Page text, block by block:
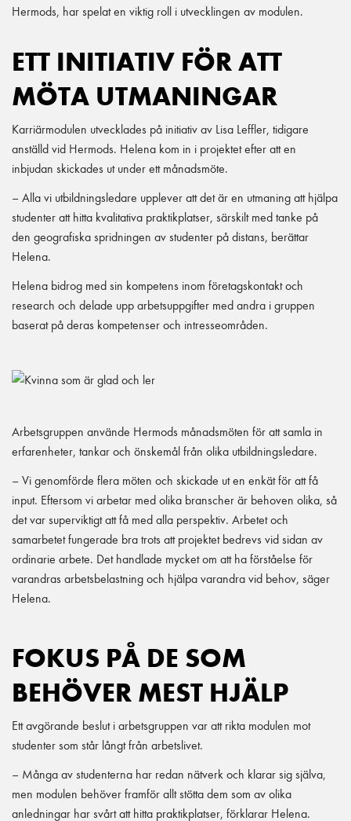
Hermods, har spelat en viktig roll i utvecklingen av modulen.
ETT INITIATIV FÖR ATT
MÖTA UTMANINGAR
Karriärmodulen utvecklades på initiativ av Lisa Leffler, tidigare
anställd vid Hermods. Helena kom in i projektet efter att en
inbjudan skickades ut under ett månadsmöte.
– Alla vi utbildningsledare upplever att det är en utmaning att hjälpa
studenter att hitta kvalitativa praktikplatser, särskilt med tanke på
den geografiska spridningen av studenter på distans, berättar
Helena.
Helena bidrog med sin kompetens inom företagskontakt och
research och delade upp arbetsuppgifter med andra i gruppen
baserat på deras kompetenser och intresseområden.
Arbetsgruppen använde Hermods månadsmöten för att samla in
erfarenheter, tankar och önskemål från olika utbildningsledare.
– Vi genomförde flera möten och skickade ut en enkät för att få
input. Eftersom vi arbetar med olika branscher är behoven olika, så
det var superviktigt att få med alla perspektiv. Arbetet och
samarbetet fungerade bra trots att projektet bedrevs vid sidan av
ordinarie arbete. Det handlade mycket om att ha förståelse för
varandras arbetsbelastning och hjälpa varandra vid behov, säger
Helena.
FOKUS PÅ DE SOM
BEHÖVER MEST HJÄLP
Ett avgörande beslut i arbetsgruppen var att rikta modulen mot
studenter som står långt från arbetslivet.
– Många av studenterna har redan nätverk och klarar sig själva,
men modulen behöver framför allt stötta dem som av olika
anledningar har svårt att hitta praktikplatser, förklarar Helena.